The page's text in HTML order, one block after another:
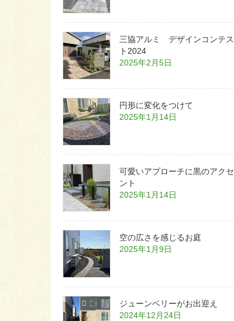
三協アルミ デザインコンテス
ト2024
2025年2月5日
円形に変化をつけて
2025年1月14日
可愛いアプローチに黒のアクセ
ント
2025年1月14日
空の広さを感じるお庭
2025年1月9日
ジューンベリーがお出迎え
2024年12月24日